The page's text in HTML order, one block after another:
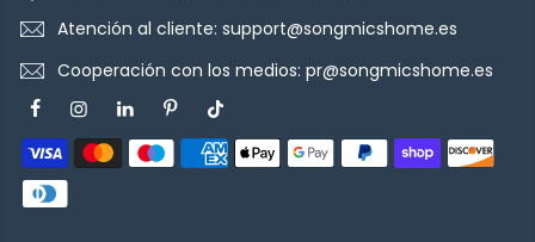
Atención al cliente: support@songmicshome.es
Cooperación con los medios: pr@songmicshome.es